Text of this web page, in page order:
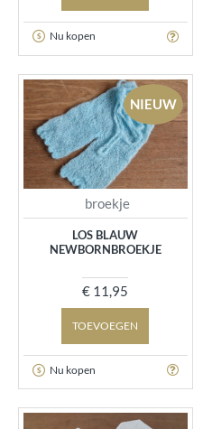
Nu kopen
NIEUW
broekje
LOS BLAUW
NEWBORNBROEKJE
€ 11,95
TOEVOEGEN
Nu kopen